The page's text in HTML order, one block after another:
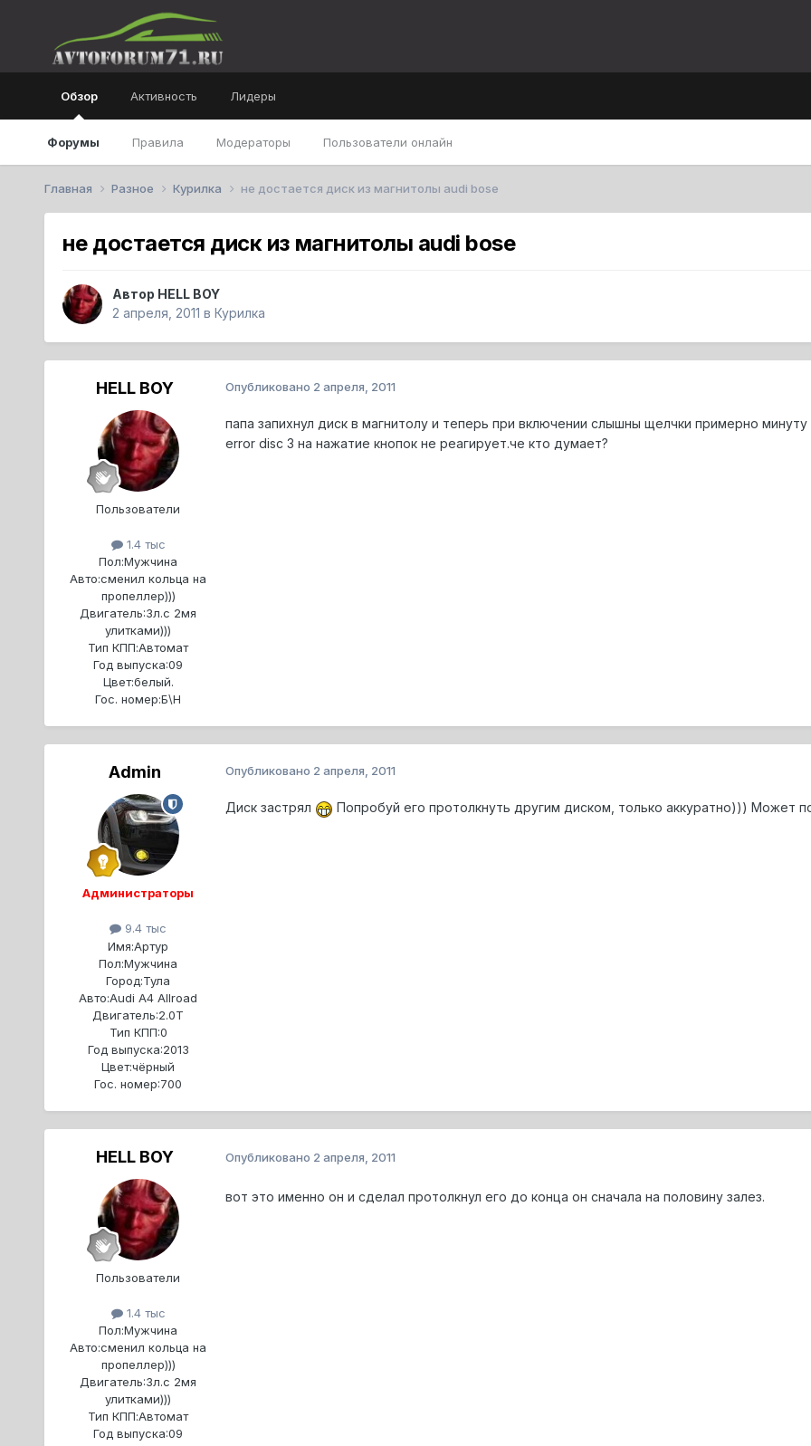
Обзор
Форумы Правила Модераторы Пользователи онлайн
Активность Лидеры
Главная Разное Курилка не достается диск из магнитолы audi bose
не достается диск из магнитолы audi bose
Автор HELL BOY
2 апреля, 2011 в Курилка
HELL BOY
Пользователи
1.4 тыс
Пол:Мужчина
Авто:сменил кольца на
пропеллер)))
Двигатель:3л.с 2мя
улитками)))
Тип КПП:Автомат
Год выпуска:09
Цвет:белый.
Гос. номер:Б\Н
Опубликовано 2 апреля, 2011
папа запихнул диск в магнитолу и теперь при включении слышны щелчки примерно
error disc 3 на нажатие кнопок не реагирует.че кто думает?
Admin
Администраторы
9.4 тыс
Имя:Артур
Пол:Мужчина
Город:Тула
Авто:Audi A4 Allroad
Двигатель:2.0T
Тип КПП:0
Год выпуска:2013
Цвет:чёрный
Гос. номер:700
Опубликовано 2 апреля, 2011
Диск застрял Попробуй его протолкнуть другим диском, только аккуратно))) Может
HELL BOY
Пользователи
1.4 тыс
Пол:Мужчина
Авто:сменил кольца на
пропеллер)))
Двигатель:3л.с 2мя
улитками)))
Тип КПП:Автомат
Год выпуска:09
Опубликовано 2 апреля, 2011
вот это именно он и сделал протолкнул его до конца он сначала на половину залез.